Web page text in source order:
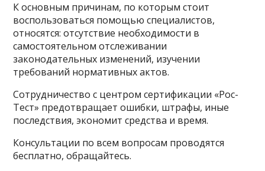
К основным причинам, по которым стоит
воспользоваться помощью специалистов,
относятся: отсутствие необходимости в
самостоятельном отслеживании
законодательных изменений, изучении
требований нормативных актов.
Сотрудничество с центром сертификации «Рос-
Тест» предотвращает ошибки, штрафы, иные
последствия, экономит средства и время.
Консультации по всем вопросам проводятся
бесплатно, обращайтесь.